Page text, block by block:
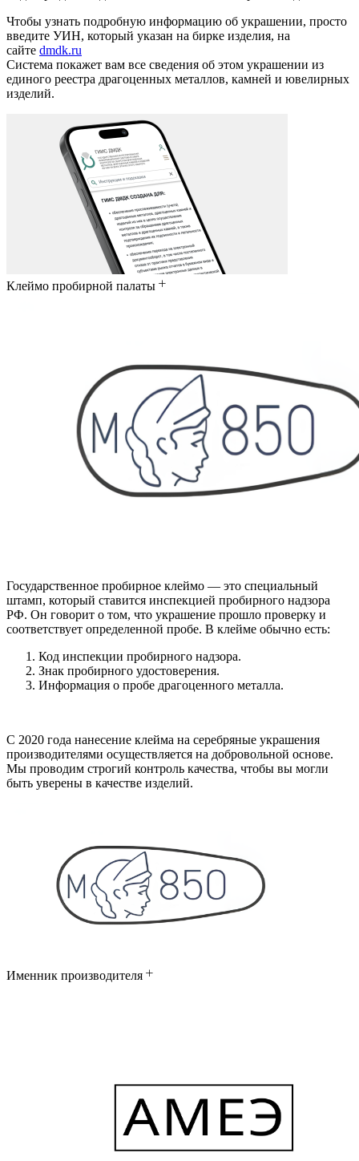
Чтобы узнать подробную информацию об украшении, просто
введите УИН, который указан на бирке изделия, на
сайте dmdk.ru
Система покажет вам все сведения об этом украшении из
единого реестра драгоценных металлов, камней и ювелирных
изделий.
Клеймо пробирной палаты
Государственное пробирное клеймо — это специальный
штамп, который ставится инспекцией пробирного надзора
РФ. Он говорит о том, что украшение прошло проверку и
соответствует определенной пробе. В клейме обычно есть:
Код инспекции пробирного надзора.
Знак пробирного удостоверения.
Информация о пробе драгоценного металла.
С 2020 года нанесение клейма на серебряные украшения
производителями осуществляется на добровольной основе.
Мы проводим строгий контроль качества, чтобы вы могли
быть уверены в качестве изделий.
Именник производителя